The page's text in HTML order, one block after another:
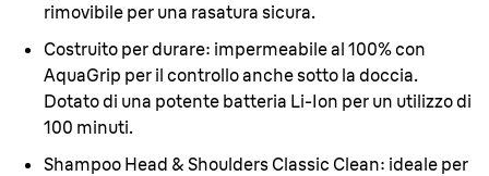
rimovibile per una rasatura sicura.
Costruito per durare: impermeabile al 100% con
AquaGrip per il controllo anche sotto la doccia.
Dotato di una potente batteria Li-Ion per un utilizzo di
100 minuti.
Shampoo Head & Shoulders Classic Clean: ideale per